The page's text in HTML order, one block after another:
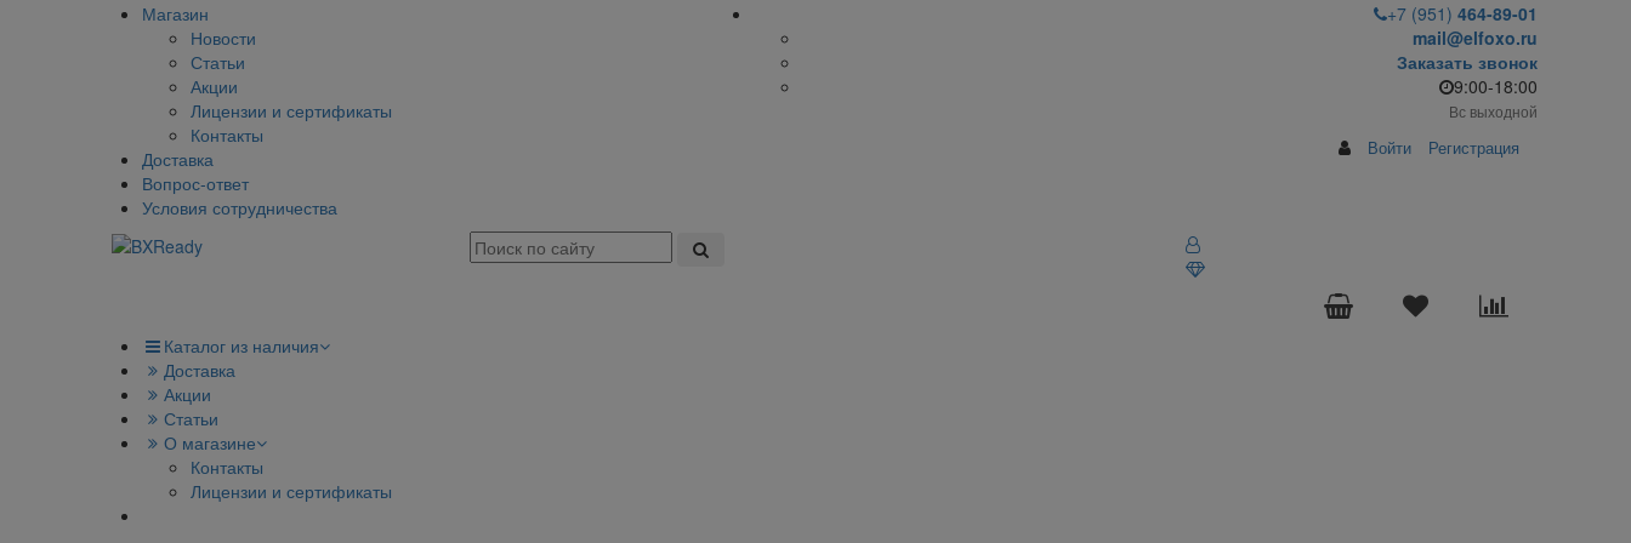
Магазин
Новости
Статьи
Акции
Лицензии и сертификаты
Контакты
Доставка
Вопрос-ответ
Условия сотрудничества
+7 (951) 464-89-01
mail@elfoxo.ru
Заказать звонок
9:00-18:00
Вс выходной
Войти Регистрация
Каталог из наличия
Доставка
Акции
Статьи
О магазине
Контакты
Лицензии и сертификаты